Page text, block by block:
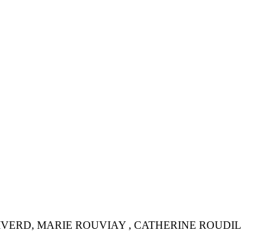
MARIE ROUVIAY , CATHERINE ROUDIL